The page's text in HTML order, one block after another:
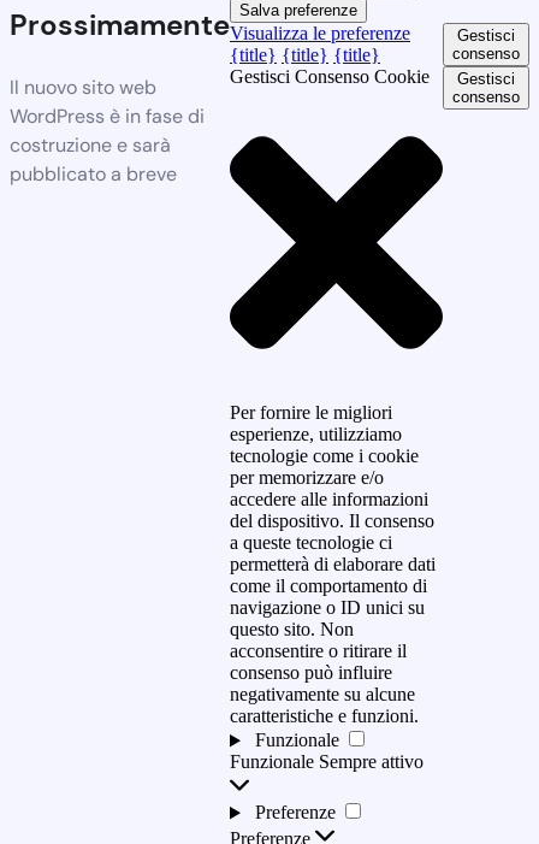
Prossimamente
Il nuovo sito web
WordPress è in fase di
costruzione e sarà
pubblicato a breve
Salva preferenze
Visualizza le preferenze
{title} {title} {title}
Gestisci Consenso Cookie
Per fornire le migliori
esperienze, utilizziamo
tecnologie come i cookie
per memorizzare e/o
accedere alle informazioni
del dispositivo. Il consenso
a queste tecnologie ci
permetterà di elaborare dati
come il comportamento di
navigazione o ID unici su
questo sito. Non
acconsentire o ritirare il
consenso può influire
negativamente su alcune
caratteristiche e funzioni.
Funzionale
Funzionale Sempre attivo
Preferenze
Preferenze
Gestisci
consenso
Gestisci
consenso